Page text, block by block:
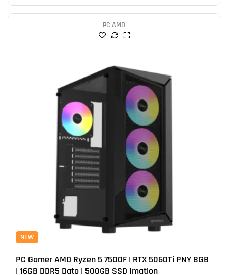
PC AMD
NEW
PC Gamer AMD Ryzen 5 7500F | RTX 5060Ti PNY 8GB
| 16GB DDR5 Dato | 500GB SSD Imation